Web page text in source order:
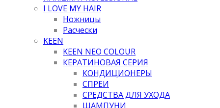
I LOVE MY HAIR
Ножницы
Расчески
KEEN
KEEN NEO COLOUR
КЕРАТИНОВАЯ СЕРИЯ
КОНДИЦИОНЕРЫ
СПРЕИ
СРЕДСТВА ДЛЯ УХОДА
ШАМПУНИ